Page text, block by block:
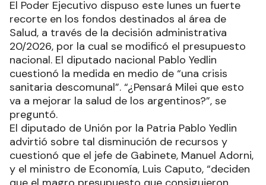
El Poder Ejecutivo dispuso este lunes un fuerte
recorte en los fondos destinados al área de
Salud, a través de la decisión administrativa
20/2026, por la cual se modificó el presupuesto
nacional. El diputado nacional Pablo Yedlin
cuestionó la medida en medio de “una crisis
sanitaria descomunal”. “¿Pensará Milei que esto
va a mejorar la salud de los argentinos?”, se
preguntó.
El diputado de Unión por la Patria Pablo Yedlin
advirtió sobre tal disminución de recursos y
cuestionó que el jefe de Gabinete, Manuel Adorni,
y el ministro de Economía, Luis Caputo, “deciden